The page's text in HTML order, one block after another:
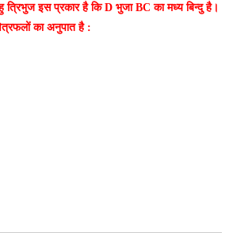
इस प्रकार है कि D भुजा BC का मध्य बिन्दु है।
का अनुपात है :